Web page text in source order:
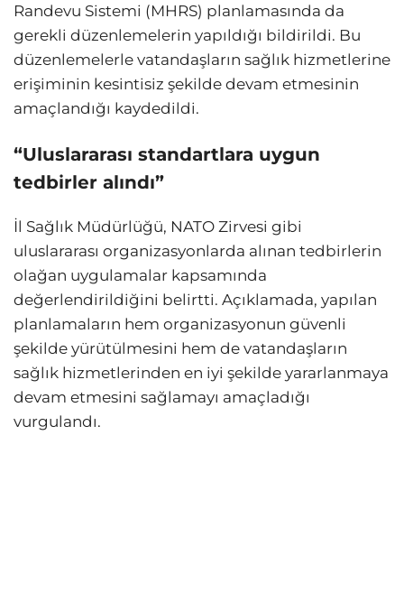
Randevu Sistemi (MHRS) planlamasında da
gerekli düzenlemelerin yapıldığı bildirildi. Bu
düzenlemelerle vatandaşların sağlık hizmetlerine
erişiminin kesintisiz şekilde devam etmesinin
amaçlandığı kaydedildi.
“Uluslararası standartlara uygun
tedbirler alındı”
İl Sağlık Müdürlüğü, NATO Zirvesi gibi
uluslararası organizasyonlarda alınan tedbirlerin
olağan uygulamalar kapsamında
değerlendirildiğini belirtti. Açıklamada, yapılan
planlamaların hem organizasyonun güvenli
şekilde yürütülmesini hem de vatandaşların
sağlık hizmetlerinden en iyi şekilde yararlanmaya
devam etmesini sağlamayı amaçladığı
vurgulandı.